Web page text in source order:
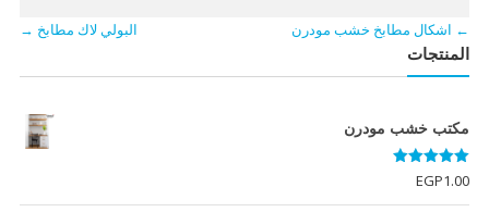
← اشكال مطابخ خشب مودرن البولي لاك مطابخ →
المنتجات
مكتب خشب مودرن
تم التقييم
5.00
من 5
EGP1.00